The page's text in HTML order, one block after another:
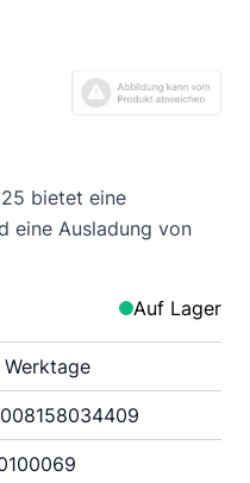
bietet eine
eine Ausladung von
Auf Lager
Werktage